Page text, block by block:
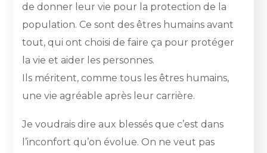
de donner leur vie pour la protection de la
population. Ce sont des êtres humains avant
tout, qui ont choisi de faire ça pour protéger
la vie et aider les personnes.
Ils méritent, comme tous les êtres humains,
une vie agréable après leur carrière.
Je voudrais dire aux blessés que c’est dans
l’inconfort qu’on évolue. On ne veut pas